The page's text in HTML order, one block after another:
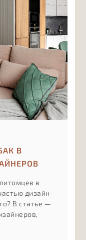
В
в
дизайн-
В статье —